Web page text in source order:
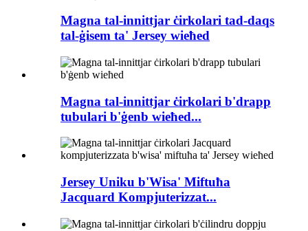
Magna tal-innittjar ċirkolari tad-daqs
tal-ġisem ta' Jersey wieħed
Magna tal-innittjar ċirkolari b'drapp
tubulari b'ġenb wieħed...
Jersey Uniku b'Wisa' Miftuħa
Jacquard Kompjuterizzat...